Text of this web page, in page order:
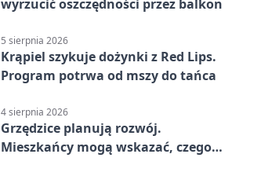
wyrzucić oszczędności przez balkon
5 sierpnia 2026
Krąpiel szykuje dożynki z Red Lips.
Program potrwa od mszy do tańca
4 sierpnia 2026
Grzędzice planują rozwój.
Mieszkańcy mogą wskazać, czego